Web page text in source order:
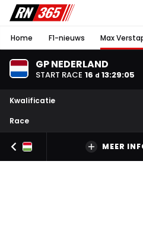
Home F1-nieuws Max
GP NEDERLAND
START RACE 16 d 13:29:05
Kwalificatie
Race
MEER